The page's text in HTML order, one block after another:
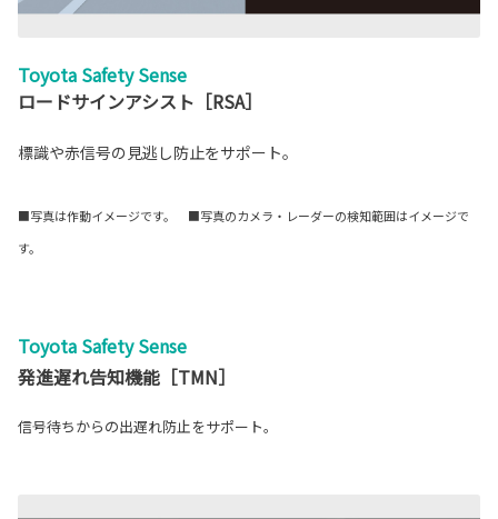
Toyota Safety Sense
ロードサインアシスト［RSA］
標識や赤信号の見逃し防止をサポート。
■写真は作動イメージです。 ■写真のカメラ・レーダーの検知範囲はイメージで
す。
Toyota Safety Sense
発進遅れ告知機能［TMN］
信号待ちからの出遅れ防止をサポート。